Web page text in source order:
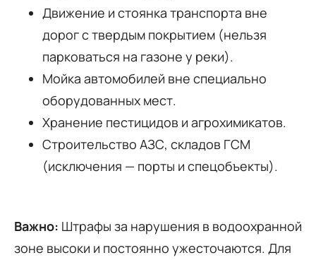
Движение и стоянка транспорта вне
дорог с твердым покрытием (нельзя
парковаться на газоне у реки).
Мойка автомобилей вне специально
оборудованных мест.
Хранение пестицидов и агрохимикатов.
Строительство АЗС, складов ГСМ
(исключения — порты и спецобъекты).
Важно: Штрафы за нарушения в водоохранной
зоне высоки и постоянно ужесточаются. Для